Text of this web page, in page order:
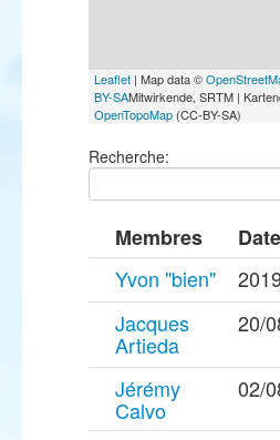
Leaflet | Map data ©
BY-SAMitwirkende, SRTM |
OpenTopoMap (CC-BY-SA)
Recherche:
Membres Date
Yvon "bien"
2019
Jacques
Artieda
20/
Jérémy
Calvo
02/